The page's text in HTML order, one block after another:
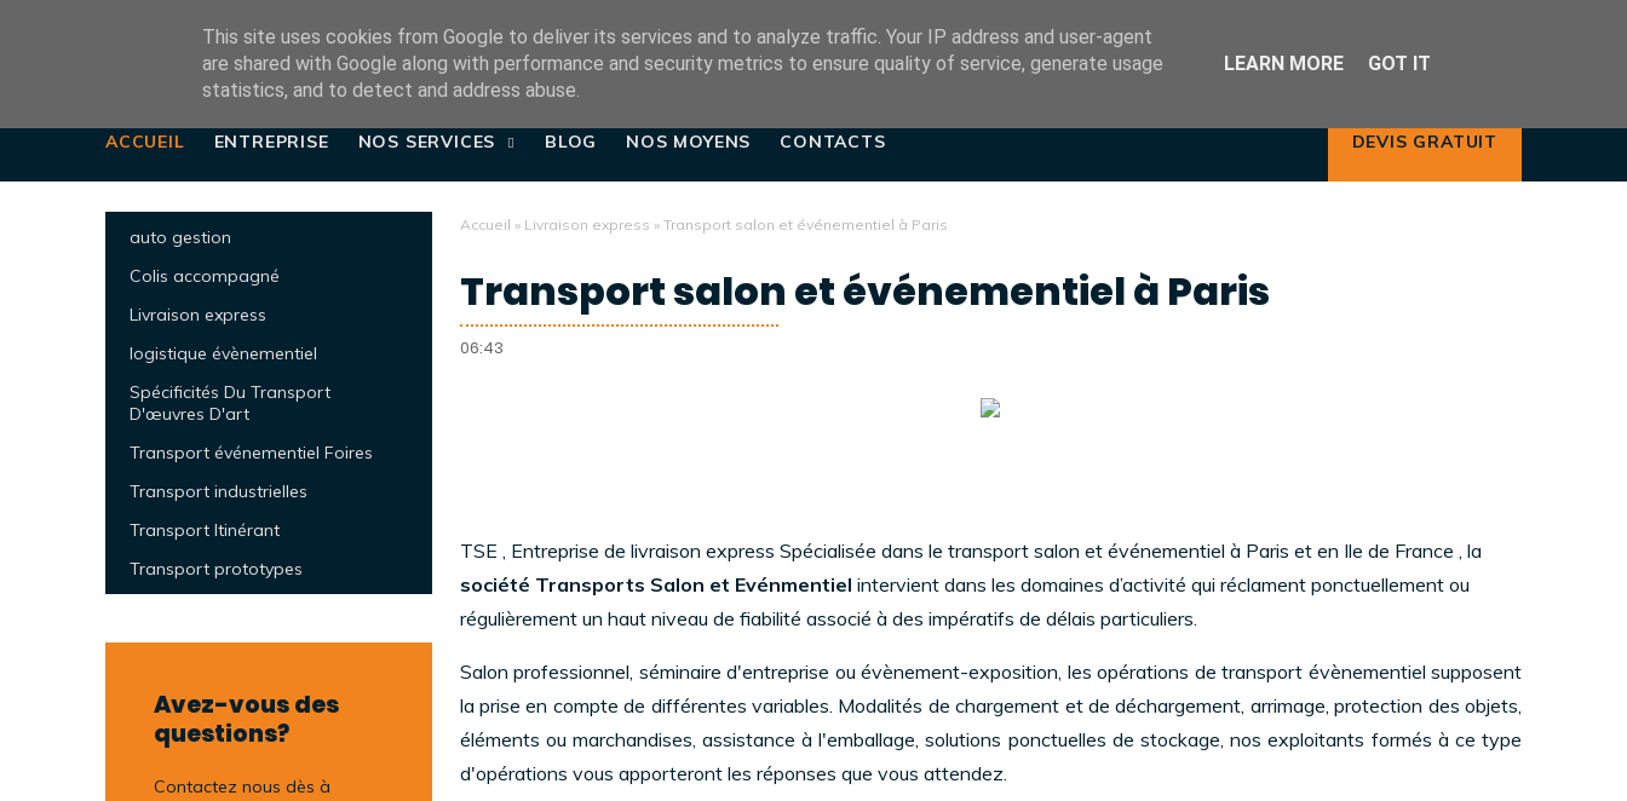
ADDRESS
11 Rue Jean Allemane
E-MAIL
contact@tse-paris.com +33 611 468 729
ACCUEIL ENTREPRISE NOS SERVICES BLOG NOS MOYENS CONTACTS DEVIS GRATUIT
Accueil » Livraison express » Transport salon et événementiel à Paris
Transport salon et événementiel à Paris
06:43
TSE , Entreprise de livraison express Spécialisée dans le transport salon et événementiel à Paris et en Ile de France , la
société Transports Salon et Evénmentiel intervient dans les domaines d’activité qui réclament ponctuellement ou
régulièrement un haut niveau de fiabilité associé à des impératifs de délais particuliers.
Salon professionnel, séminaire d'entreprise ou évènement-exposition, les opérations de transport évènementiel supposent
la prise en compte de différentes variables. Modalités de chargement et de déchargement, arrimage, protection des objets,
éléments ou marchandises, assistance à l'emballage, solutions ponctuelles de stockage, nos exploitants formés à ce type
d'opérations vous apporteront les réponses que vous attendez.
auto gestion
Colis accompagné
Livraison express
logistique évènementiel
Spécificités Du Transport
D'œuvres D'art
Transport événementiel Foires
Transport industrielles
Transport Itinérant
Transport prototypes
Avez-vous des
questions?
Contactez nous dès à
This site uses cookies from Google to deliver its services and to analyze traffic. Your IP address and user-agent
are shared with Google along with performance and security metrics to ensure quality of service, generate usage
statistics, and to detect and address abuse.
LEARN MORE GOT IT